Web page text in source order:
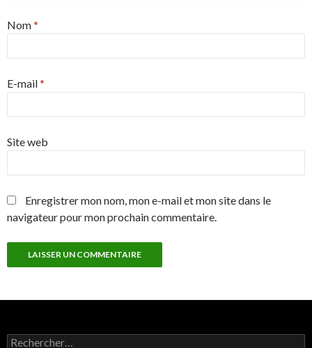
Nom*
E-mail*
Site web
Enregistrer mon nom, mon e-mail et mon site dans le
navigateur pour mon prochain commentaire.
Rechercher :